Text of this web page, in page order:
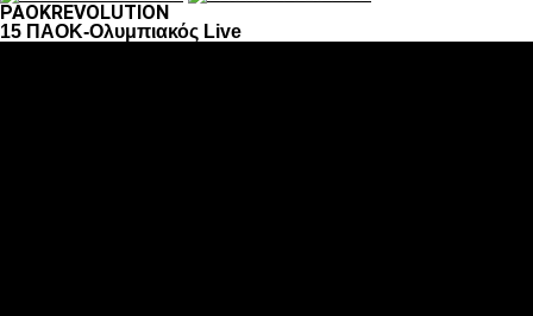
PAOKREVOLUTION
15 ΠΑΟΚ-Ολυμπιακός Live